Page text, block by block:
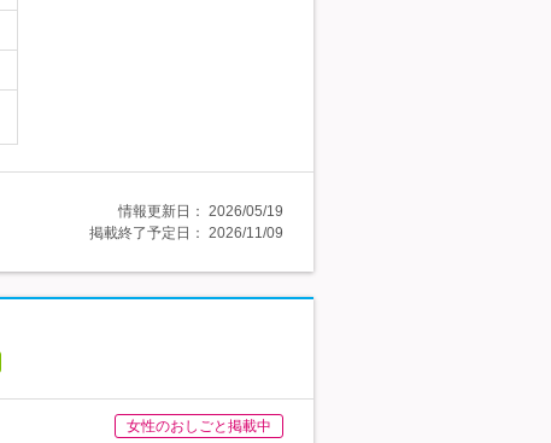
情報更新日： 2026/05/19
掲載終了予定日： 2026/11/09
女性のおしごと掲載中